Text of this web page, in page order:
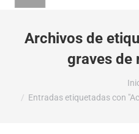
Archivos de
graves de
Entradas etiquetadas con